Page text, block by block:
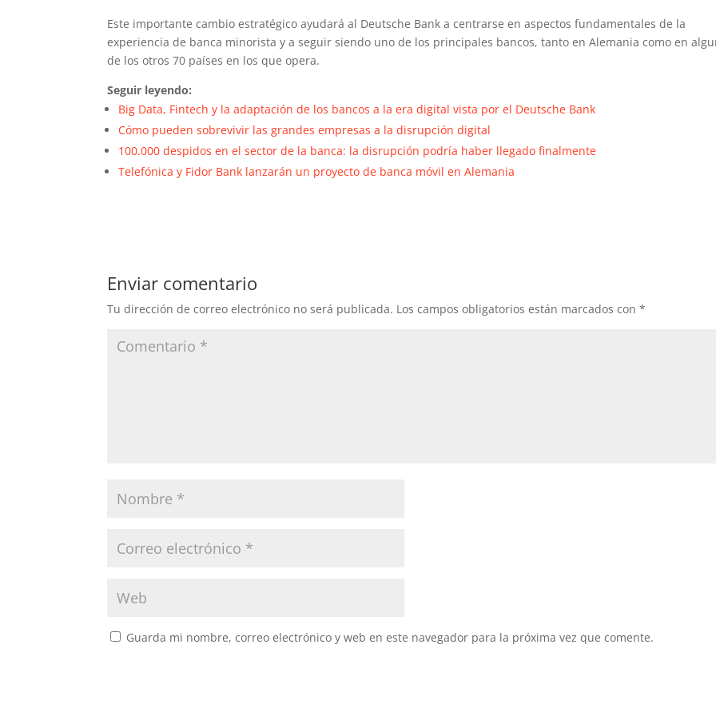
Este importante cambio estratégico ayudará al Deutsche Bank a centrarse en aspectos fundamentales de la
experiencia de banca minorista y a seguir siendo uno de los principales bancos, tanto en Alemania como en
de los otros 70 países en los que opera.
Seguir leyendo:
Big Data, Fintech y la adaptación de los bancos a la era digital vista por el Deutsche Bank
Cómo pueden sobrevivir las grandes empresas a la disrupción digital
100.000 despidos en el sector de la banca: la disrupción podría haber llegado finalmente
Telefónica y Fidor Bank lanzarán un proyecto de banca móvil en Alemania
Enviar comentario
Tu dirección de correo electrónico no será publicada. Los campos obligatorios están marcados con*
Guarda mi nombre, correo electrónico y web en este navegador para la próxima vez que comente.